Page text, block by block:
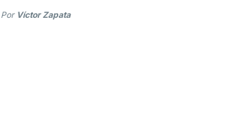
Por Víctor Zapata